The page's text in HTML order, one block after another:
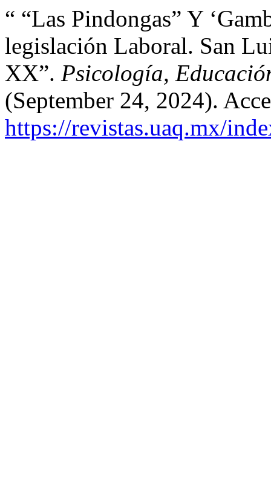
“ “Las Pindongas” Y
legislación Laboral. San
XX”. Psicología,
(September 24, 2024).
https://revistas.uaq.mx/